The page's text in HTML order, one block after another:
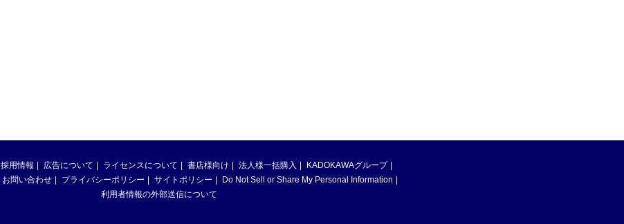
採用情報 広告について ライセンスについて 書店様向け 法人様一括購入
KADOKAWAグループ
お問い合わせ プライバシーポリシー サイトポリシー
Do Not Sell or Share My Personal Information
利用者情報の外部送信について